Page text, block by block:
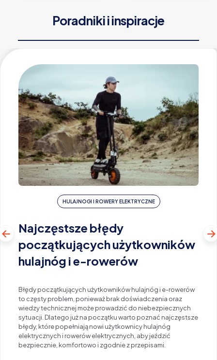
Poradniki i inspiracje
HULAJNOGI I ROWERY ELEKTRYCZNE
Najczęstsze błędy
początkujących użytkowników
hulajnóg i e-rowerów
Błędy początkujących użytkowników hulajnóg i e-rowerów
to częsty problem, ponieważ brak doświadczenia oraz
wiedzy technicznej może prowadzić do niebezpiecznych
sytuacji. Dlatego już na początku warto poznać najczęstsze
błędy, które popełniają nowi użytkownicy hulajnóg
elektrycznych i rowerów elektrycznych, aby jeździć
bezpiecznie, komfortowo i zgodnie z przepisami.